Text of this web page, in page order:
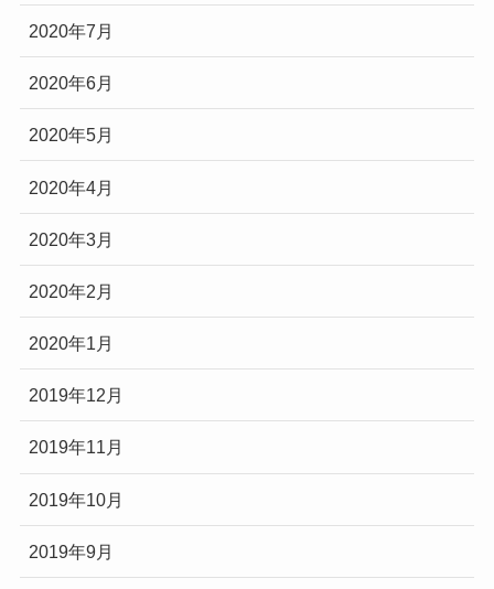
2020年7月
2020年6月
2020年5月
2020年4月
2020年3月
2020年2月
2020年1月
2019年12月
2019年11月
2019年10月
2019年9月